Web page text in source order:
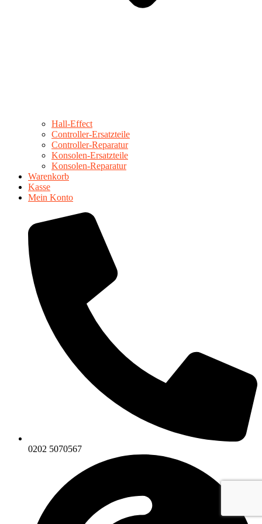
Hall-Effect
Controller-Ersatzteile
Controller-Reparatur
Konsolen-Ersatzteile
Konsolen-Reparatur
Warenkorb
Kasse
Mein Konto
0202 5070567